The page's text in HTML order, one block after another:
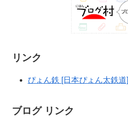
リンク
ぴょん鉄 [日本ぴょん太鉄道]
ブログ リンク